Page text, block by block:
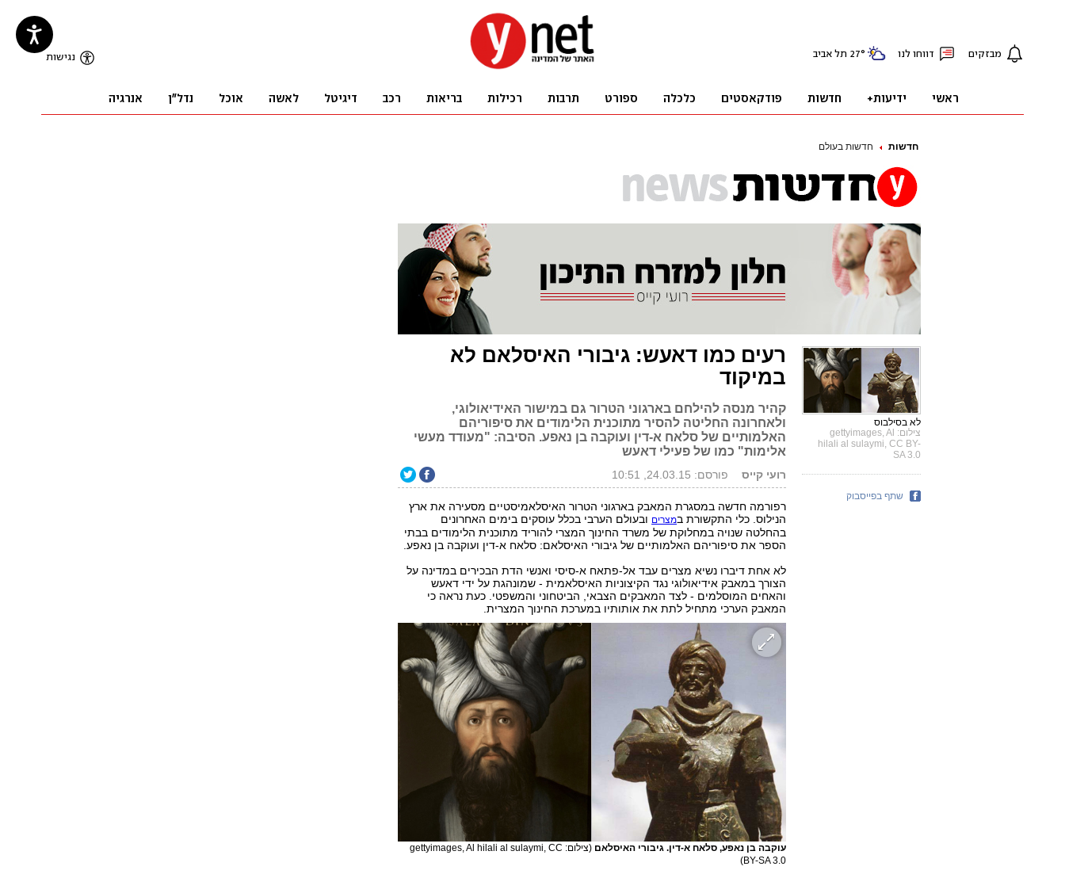
חדשות חדשות בעולם
רעים כמו דאעש: גיבורי האיסלאם לא
במיקוד
קהיר מנסה להילחם בארגוני הטרור גם במישור האידיאולוגי,
ולאחרונה החליטה להסיר מתוכנית הלימודים את סיפוריהם
האלמותיים של סלאח א-דין ועוקבה בן נאפע. הסיבה: "מעודד מעשי
אלימות" כמו של פעילי דאעש
רועי קייס פורסם: 24.03.15, 10:51
רפורמה חדשה במסגרת המאבק בארגוני הטרור האיסלאמיסטיים מסעירה את ארץ
הנילוס. כלי התקשורת במצרים ובעולם הערבי בכלל עוסקים בימים האחרונים
בהחלטה שנויה במחלוקת של משרד החינוך המצרי להוריד מתוכנית הלימודים בבתי
הספר את סיפוריהם האלמותיים של גיבורי האיסלאם: סלאח א-דין ועוקבה בן נאפע.
לא אחת דיברו נשיא מצרים עבד אל-פתאח א-סיסי ואנשי הדת הבכירים במדינה על
הצורך במאבק אידיאולוגי נגד הקיצוניות האיסלאמית - שמונהגת על ידי דאעש
והאחים המוסלמים - לצד המאבקים הצבאי, הביטחוני והמשפטי. כעת נראה כי
המאבק הערכי מתחיל לתת את אותותיו במערכת החינוך המצרית.
עוקבה בן נאפע, סלאח א-דין. גיבורי האיסלאם
(צילום: gettyimages, Al hilali al sulaymi, CC
BY-SA 3.0)
לא בסילבוס
צילום: gettyimages, Al
hilali al sulaymi, CC BY-
SA 3.0
שתף בפייסבוק